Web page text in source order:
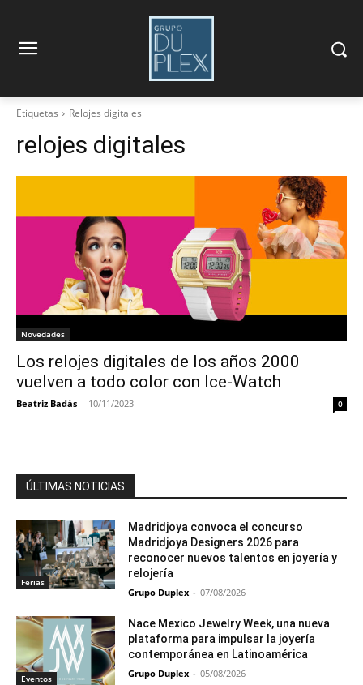
Etiquetas Relojes digitales
relojes digitales
Novedades
Los relojes digitales de los años 2000
vuelven a todo color con Ice-Watch
Beatriz Badás - 10/11/2023 0
ÚLTIMAS NOTICIAS
Ferias
Madridjoya convoca el concurso
Madridjoya Designers 2026 para
reconocer nuevos talentos en joyería y
relojería
Grupo Duplex - 07/08/2026
Eventos
Nace Mexico Jewelry Week, una nueva
plataforma para impulsar la joyería
contemporánea en Latinoamérica
Grupo Duplex - 05/08/2026